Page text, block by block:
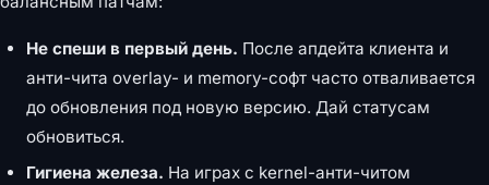
Не спеши в первый день. После апдейта клиента и
анти-чита overlay- и memory-софт часто отваливается
до обновления под новую версию. Дай статусам
обновиться.
Гигиена железа. На играх с kernel-анти-читом